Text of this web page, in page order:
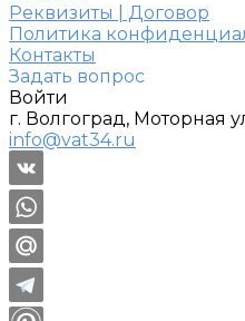
Реквизиты | Договор
Политика
Контакты
Задать вопрос
Войти
г. Волгоград, Моторная
info@vat34.ru